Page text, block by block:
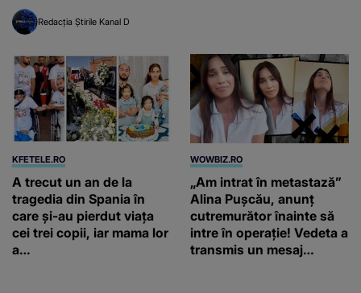
Redacția Știrile Kanal D
KFETELE.RO
A trecut un an de la
tragedia din Spania în
care și-au pierdut viața
cei trei copii, iar mama lor
a…
WOWBIZ.RO
„Am intrat în metastază”
Alina Pușcău, anunț
cutremurător înainte să
intre în operație! Vedeta a
transmis un mesaj